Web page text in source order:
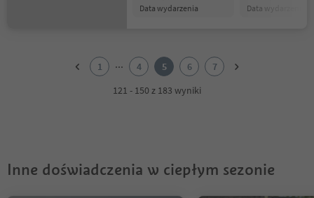
data wydarzenia data wydarzenia
1 ... 4 5 6
7
121 - 150 z 183 wyniki
Inne doświadczenia w ciepłym sezonie